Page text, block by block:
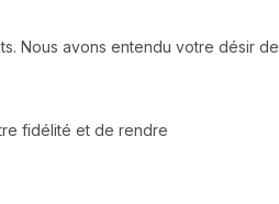
Nous avons entendu votre désir de
fidélité et de rendre